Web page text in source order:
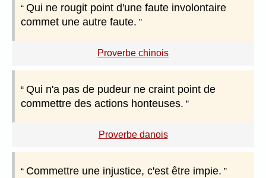
Qui ne rougit point d'une faute involontaire
commet une autre faute.
Proverbe chinois
Qui n'a pas de pudeur ne craint point de
commettre des actions honteuses.
Proverbe danois
Commettre une injustice, c'est être impie.